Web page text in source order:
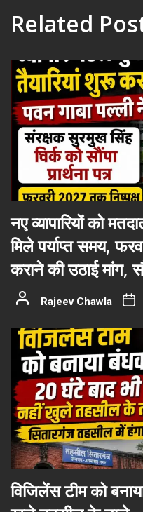
Related
नए व्यापारियों को
मिले पर्याप्त समय,
कराने की उठाई मांग,
Rajeev Chawla
विजिलेंस टीम को